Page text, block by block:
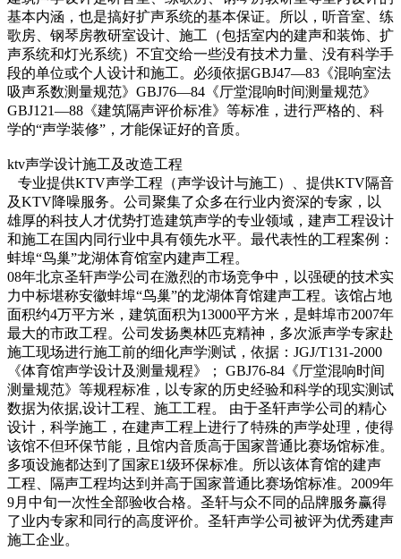
基本内涵，也是搞好扩声系统的基本保证。所以，听音室、练
歌房、钢琴房教研室设计、施工（包括室内的建声和装饰、扩
声系统和灯光系统）不宜交给一些没有技术力量、没有科学手
段的单位或个人设计和施工。必须依据GBJ47—83《混响室法
吸声系数测量规范》GBJ76—84《厅堂混响时间测量规范》
GBJ121—88《建筑隔声评价标准》等标准，进行严格的、科
学的“声学装修”，才能保证好的音质。
ktv声学设计施工及改造工程
专业提供KTV声学工程（声学设计与施工）、提供KTV隔音
及KTV降噪服务。公司聚集了众多在行业内资深的专家，以
雄厚的科技人才优势打造建筑声学的专业领域，建声工程设计
和施工在国内同行业中具有领先水平。最代表性的工程案例：
蚌埠“鸟巢”龙湖体育馆室内建声工程。
08年北京圣轩声学公司在激烈的市场竞争中，以强硬的技术实
力中标堪称安徽蚌埠“鸟巢”的龙湖体育馆建声工程。该馆占地
面积约4万平方米，建筑面积为13000平方米，是蚌埠市2007年
最大的市政工程。公司发扬奥林匹克精神，多次派声学专家赴
施工现场进行施工前的细化声学测试，依据：JGJ/T131-2000
《体育馆声学设计及测量规程》； GBJ76-84《厅堂混响时间
测量规范》等规程标准，以专家的历史经验和科学的现实测试
数据为依据,设计工程、施工工程。 由于圣轩声学公司的精心
设计，科学施工，在建声工程上进行了特殊的声学处理，使得
该馆不但环保节能，且馆内音质高于国家普通比赛场馆标准。
多项设施都达到了国家E1级环保标准。所以该体育馆的建声
工程、隔声工程均达到并高于国家普通比赛场馆标准。2009年
9月中旬一次性全部验收合格。圣轩与众不同的品牌服务赢得
了业内专家和同行的高度评价。圣轩声学公司被评为优秀建声
施工企业。